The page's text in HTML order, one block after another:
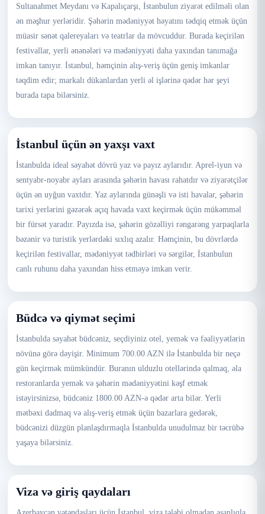
Sultanahmet Meydanı və Kapalıçarşı, İstanbulun ziyarət edilməli olan
ən məşhur yerləridir. Şəhərin mədəniyyət həyatını tədqiq etmək üçün
müasir sənət qalereyaları və teatrlar da mövcuddur. Burada keçirilən
festivallar, yerli ənənələri və mədəniyyəti daha yaxından tanımağa
imkan tanıyır. İstanbul, həmçinin alış-veriş üçün geniş imkanlar
təqdim edir; markalı dükanlardan yerli əl işlərinə qədər hər şeyi
burada tapa bilərsiniz.
İstanbul üçün ən yaxşı vaxt
İstanbulda ideal səyahət dövrü yaz və payız aylarıdır. Aprel-iyun və
sentyabr-noyabr ayları arasında şəhərin havası rahatdır və ziyarətçilər
üçün ən uyğun vaxtdır. Yaz aylarında günəşli və isti havalar, şəhərin
tarixi yerlərini gəzərək açıq havada vaxt keçirmək üçün mükəmməl
bir fürsət yaradır. Payızda isə, şəhərin gözəlliyi rəngarəng yarpaqlarla
bəzənir və turistik yerlərdəki sıxlıq azalır. Həmçinin, bu dövrlərdə
keçirilən festivallar, mədəniyyət tədbirləri və sərgilər, İstanbulun
canlı ruhunu daha yaxından hiss etməyə imkan verir.
Büdcə və qiymət seçimi
İstanbulda səyahət büdcəniz, seçdiyiniz otel, yemək və fəaliyyətlərin
növünə görə dəyişir. Minimum 700.00 AZN ilə İstanbulda bir neçə
gün keçirmək mümkündür. Buranın ulduzlu otellərində qalmaq, əla
restoranlarda yemək və şəhərin mədəniyyətini kəşf etmək
istəyirsinizsə, büdcəniz 1800.00 AZN-ə qədər arta bilər. Yerli
mətbəxi dadmaq və alış-veriş etmək üçün bazarlara gedərək,
büdcənizi düzgün planlaşdırmaqla İstanbulda unudulmaz bir təcrübə
yaşaya bilərsiniz.
Viza və giriş qaydaları